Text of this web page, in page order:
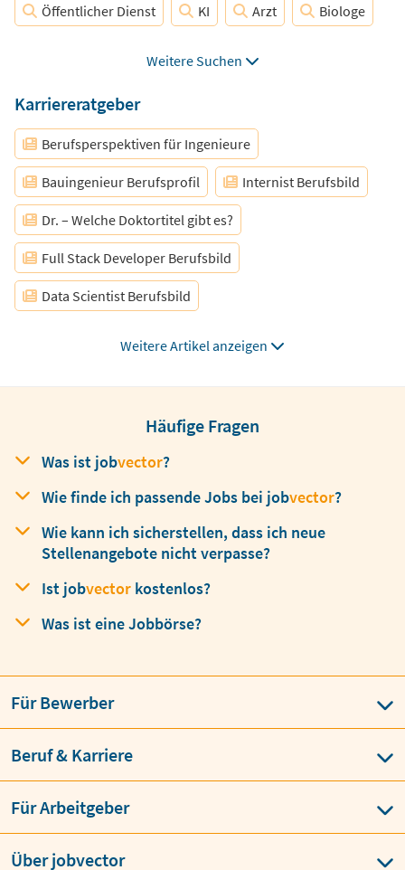
Bremen Saarland Frankfurt
Hybrides Arbeiten Büroarbeit
Öffentlicher Dienst KI Arzt Biologe
Laborant Data Scientist
Weitere Suchen
Karriereratgeber
Berufsperspektiven für Ingenieure
Bauingenieur Berufsprofil Internist Berufsbild
Dr. – Welche Doktortitel gibt es?
Full Stack Developer Berufsbild
Data Scientist Berufsbild
Krankenschwester Berufsbild
Business Casual Dresscode
Arbeitszeugnis – Noten verstehen
Softwareentwickler* Berufsbild
Augenarzt* Berufsbild
Integrität im Beruf
Produktmanager* Berufsbild
Weitere Artikel anzeigen
Häufige Fragen
Was ist jobvector?
Wie finde ich passende Jobs bei jobvector?
Wie kann ich sicherstellen, dass ich neue
Stellenangebote nicht verpasse?
Ist jobvector kostenlos?
Was ist eine Jobbörse?
Für Bewerber
Beruf & Karriere
Für Arbeitgeber
Über jobvector